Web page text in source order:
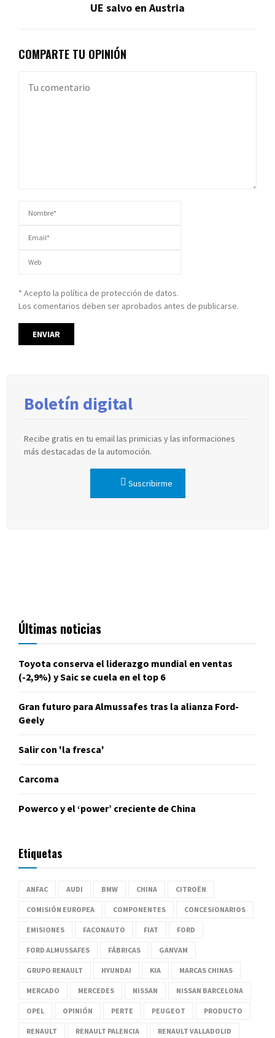
UE salvo en Austria
COMPARTE TU OPINIÓN
* Acepto la política de protección de datos.
Los comentarios deben ser aprobados antes de publicarse.
Boletín digital
Recibe gratis en tu email las primicias y las informaciones
más destacadas de la automoción.
Suscribirme
Últimas noticias
Toyota conserva el liderazgo mundial en ventas
(-2,9%) y Saic se cuela en el top 6
Gran futuro para Almussafes tras la alianza Ford-
Geely
Salir con 'la fresca'
Carcoma
Powerco y el ‘power’ creciente de China
Etiquetas
ANFAC AUDI BMW CHINA CITROËN
COMISIÓN EUROPEA COMPONENTES CONCESIONARIOS
EMISIONES FACONAUTO FIAT FORD
FORD ALMUSSAFES FÁBRICAS GANVAM
GRUPO RENAULT HYUNDAI KIA MARCAS CHINAS
MERCADO MERCEDES NISSAN NISSAN BARCELONA
OPEL OPINIÓN PERTE PEUGEOT PRODUCTO
RENAULT RENAULT PALENCIA RENAULT VALLADOLID